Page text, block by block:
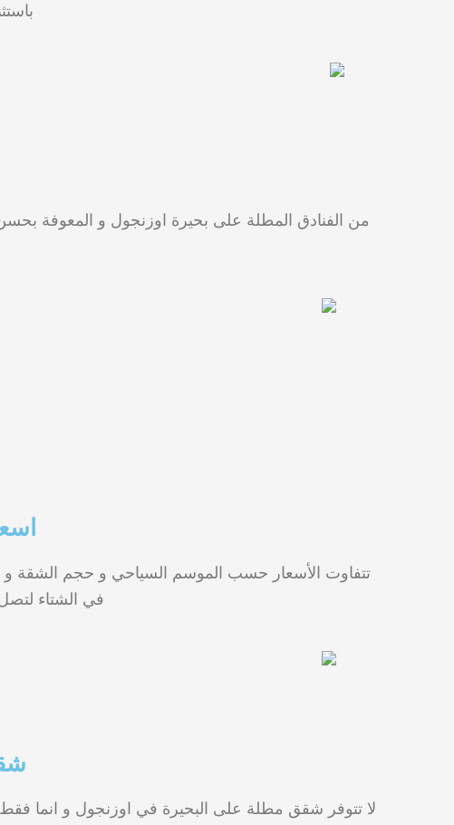
من الفنادق المطلة على بحيرة اوزنجول و المعوفة
في الشتاء لتصل الى 2000 ليرة تركية للشقة
لا تتوفر شقق مطلة على البحيرة في اوزنجول و انما فقط